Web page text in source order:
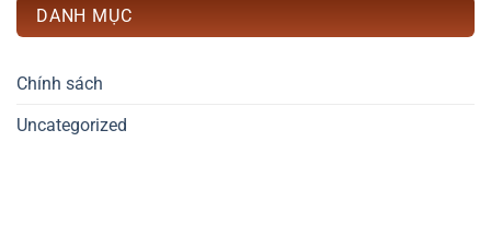
DANH MỤC
Chính sách
Uncategorized